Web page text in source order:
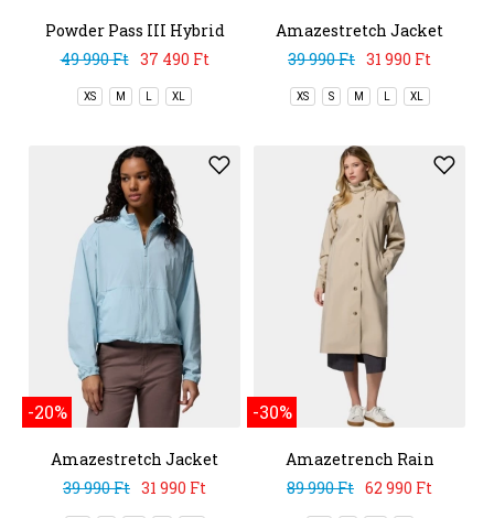
Powder Pass III Hybrid
Hooded Jacket
49 990 Ft 37 490 Ft
XS M L XL
Amazestretch Jacket
39 990 Ft 31 990 Ft
XS S M L XL
-20%
Amazestretch Jacket
39 990 Ft 31 990 Ft
-30%
Amazetrench Rain
Jacket
89 990 Ft 62 990 Ft